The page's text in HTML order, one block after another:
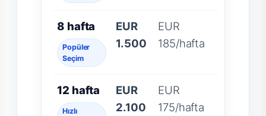
8 hafta
Popüler
Seçim
EUR
1.500
EUR
185/hafta
12 hafta
Hızlı
EUR
2.100
EUR
175/hafta